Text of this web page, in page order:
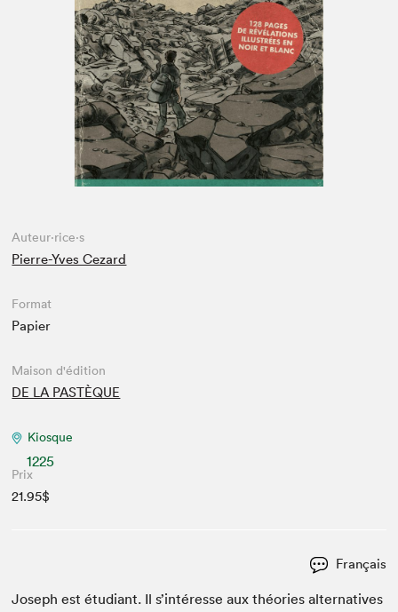
Espace enseignant·e·s
Espace pro
Auteur·rice·s
Pierre-Yves Cezard
Format
Papier
Maison d'édition
DE LA PASTÈQUE
Kiosque
1225
Prix
21.95$
Français
Joseph est étu­di­ant. Il s’intéresse aux théories alter­na­tives